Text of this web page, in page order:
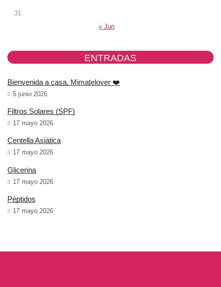
31
« Jun
ENTRADAS
Bienvenida a casa, Mimatelover ❤️
5 junio 2026
Filtros Solares (SPF)
17 mayo 2026
Centella Asiática
17 mayo 2026
Glicerina
17 mayo 2026
Péptidos
17 mayo 2026